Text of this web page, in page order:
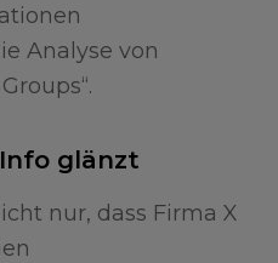
Analyse von
glänzt
nur, dass Firma X